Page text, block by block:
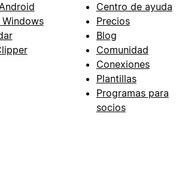
Centro de ayuda
Precios
Blog
Comunidad
Conexiones
Plantillas
Programas para
socios